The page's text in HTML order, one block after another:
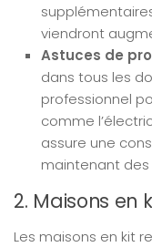
viendront
Astuces de pro
dans tous les
professionnel
comme
assure une
maintenant
2. Maisons en
Les maisons en kit